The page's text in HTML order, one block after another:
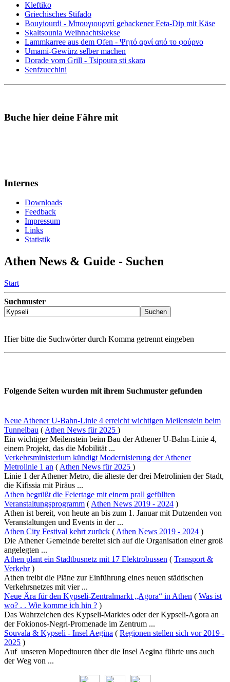
Kleftiko
Griechisches Stifado
Bouyiourdi - Μπουγιουρντί gebackener Feta-Dip mit Käse
Skaltsounia Weihnachtskekse
Lammkarree aus dem Ofen - Ψητό αρνί από το φούρνο
Umami-Gewürz selber machen
Dorade vom Grill - Tsipoura sti skara
Senfzucchini
Buche hier deine Fähre mit
Internes
Downloads
Feedback
Impressum
Links
Statistik
Athen News & Guide - Suchen
Start
Suchmuster
Hier bitte die Suchwörter durch Komma getrennt eingeben
Folgende Seiten wurden mit ihrem Suchmuster gefunden
Neue Athener U-Bahn-Linie 4 erreicht wichtigen Meilenstein beim
Tunnelbau ( Athen News für 2025 )
Ein wichtiger Meilenstein beim Bau der Athener U-Bahn-Linie 4,
einem Projekt, das die Mobilität ...
Verkehrsministerium kündigt Modernisierung der Athener
Metrolinie 1 an ( Athen News für 2025 )
Linie 1 der Athener Metro, die älteste der drei Metrolinien der Stadt,
die Kifissia mit Piräus ...
Athen begrüßt die Feiertage mit einem prall gefüllten
Veranstaltungsprogramm ( Athen News 2019 - 2024 )
Athen ist bereit, von heute an bis zum 1. Januar mit Dutzenden von
Veranstaltungen und Events in der ...
Athen City Festival kehrt zurück ( Athen News 2019 - 2024 )
Die Athener Gemeinde bereitet sich auf die Organisation einer groß
angelegten ...
Athen plant ein Stadtbusnetz mit 17 Elektrobussen ( Transport &
Verkehr)
Athen treibt die Pläne zur Einführung eines neuen städtischen
Verkehrsnetzes mit vier ...
Neue Ära für den Kypseli-Zentralmarkt „Agora“ in Athen ( Was ist
wo? . . Wie komme ich hin ? )
Das Wahrzeichen des Kypseli-Marktes oder der Kypseli-Agora an
der Fokionos-Negri-Promenade im Zentrum ...
Souvala & Kypseli - Insel Aegina ( Regionen stellen sich vor 2019 -
2025 )
Auf unseren Mopedtouren über die Insel Aegina führte uns auch
der Weg von ...